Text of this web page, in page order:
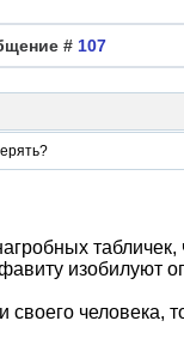
# 107
изобилуют
человека,